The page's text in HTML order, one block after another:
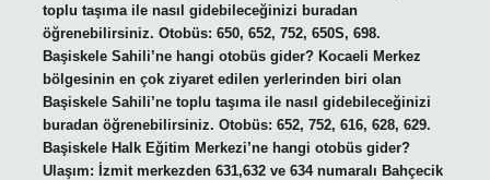
toplu taşıma ile nasıl gidebileceğinizi buradan
öğrenebilirsiniz. Otobüs: 650, 652, 752, 650S, 698.
Başiskele Sahili’ne hangi otobüs gider? Kocaeli Merkez
bölgesinin en çok ziyaret edilen yerlerinden biri olan
Başiskele Sahili’ne toplu taşıma ile nasıl gidebileceğinizi
buradan öğrenebilirsiniz. Otobüs: 652, 752, 616, 628, 629.
Başiskele Halk Eğitim Merkezi’ne hangi otobüs gider?
Ulaşım: İzmit merkezden 631,632 ve 634 numaralı Bahçecik